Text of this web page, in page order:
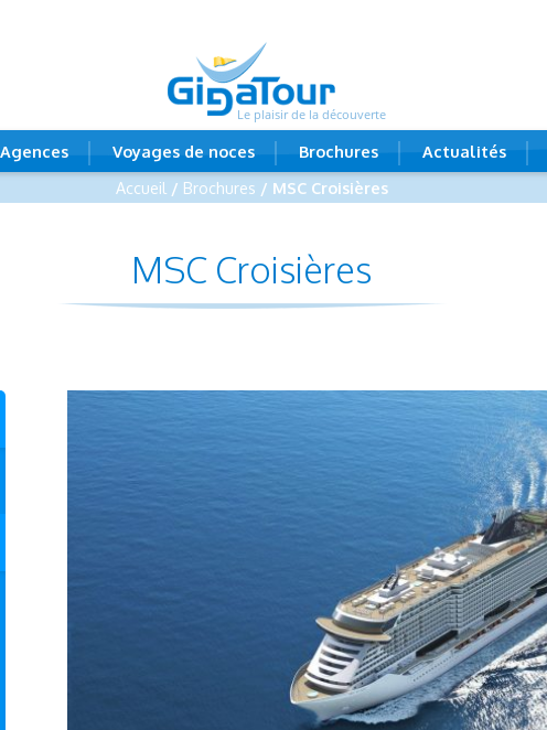
Le plaisir de la découverte
Agences Voyages de noces Brochures Actualités
Accueil / Brochures / MSC Croisières
MSC Croisières